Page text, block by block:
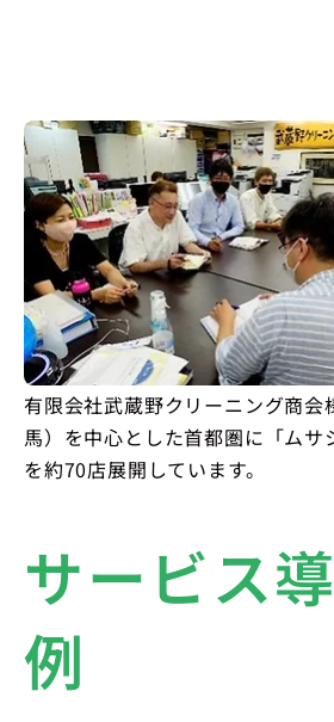
有限会社武蔵野クリーニング商会
馬）を中心とした首都圏に「ムサ
を約70店展開しています。
サービス
例